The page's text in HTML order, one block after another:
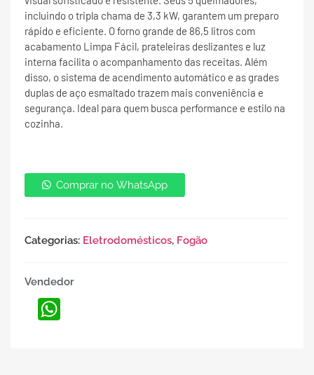
incluindo o tripla chama de 3,3 kW, garantem um preparo
rápido e eficiente. O forno grande de 86,5 litros com
acabamento Limpa Fácil, prateleiras deslizantes e luz
interna facilita o acompanhamento das receitas. Além
disso, o sistema de acendimento automático e as grades
duplas de aço esmaltado trazem mais conveniência e
segurança. Ideal para quem busca performance e estilo na
cozinha.
Comprar no WhatsApp
Categorias: Eletrodomésticos, Fogão
Vendedor